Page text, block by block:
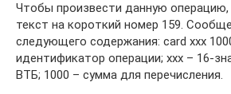
Чтобы произвести данную операцию,
текст на короткий номер 159.
следующего содержания: card xxx
идентификатор операции; xxx – 16-
ВТБ; 1000 – сумма для перечисления.